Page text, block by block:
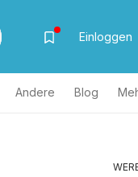
Einloggen
Andere Blog